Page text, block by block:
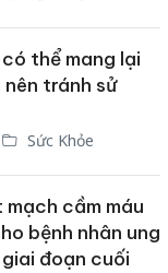
thể mang lại
tránh sử
Sức Khỏe
cầm máu
bệnh nhân ung
đoạn cuối